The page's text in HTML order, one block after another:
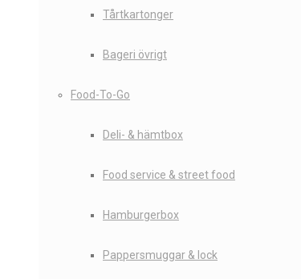
Tårtkartonger
Bageri övrigt
Food-To-Go
Deli- & hämtbox
Food service & street food
Hamburgerbox
Pappersmuggar & lock